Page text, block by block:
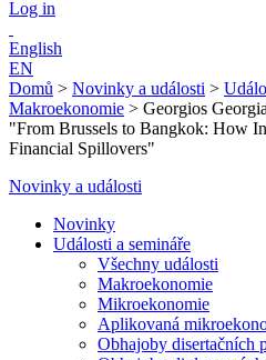
Log in
English
EN
Domů > Novinky a události >
Makroekonomie > Georgios
"From Brussels to Bangkok: How
Financial Spillovers"
Novinky a události
Novinky
Události a semináře
Všechny události
Makroekonomie
Mikroekonomie
Aplikovaná
Obhajoby disertačních